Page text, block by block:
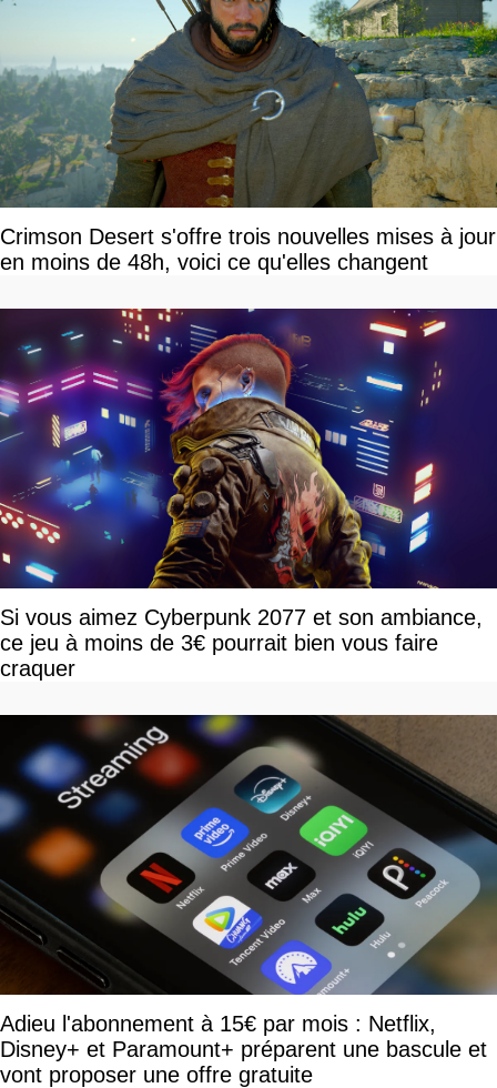
Crimson Desert s'offre trois nouvelles mises à jour
en moins de 48h, voici ce qu'elles changent
Si vous aimez Cyberpunk 2077 et son ambiance,
ce jeu à moins de 3€ pourrait bien vous faire
craquer
Adieu l'abonnement à 15€ par mois : Netflix,
Disney+ et Paramount+ préparent une bascule et
vont proposer une offre gratuite